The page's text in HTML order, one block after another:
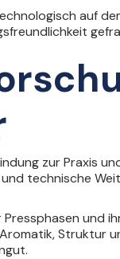
auf
zur Praxis
technische
und
Struktur